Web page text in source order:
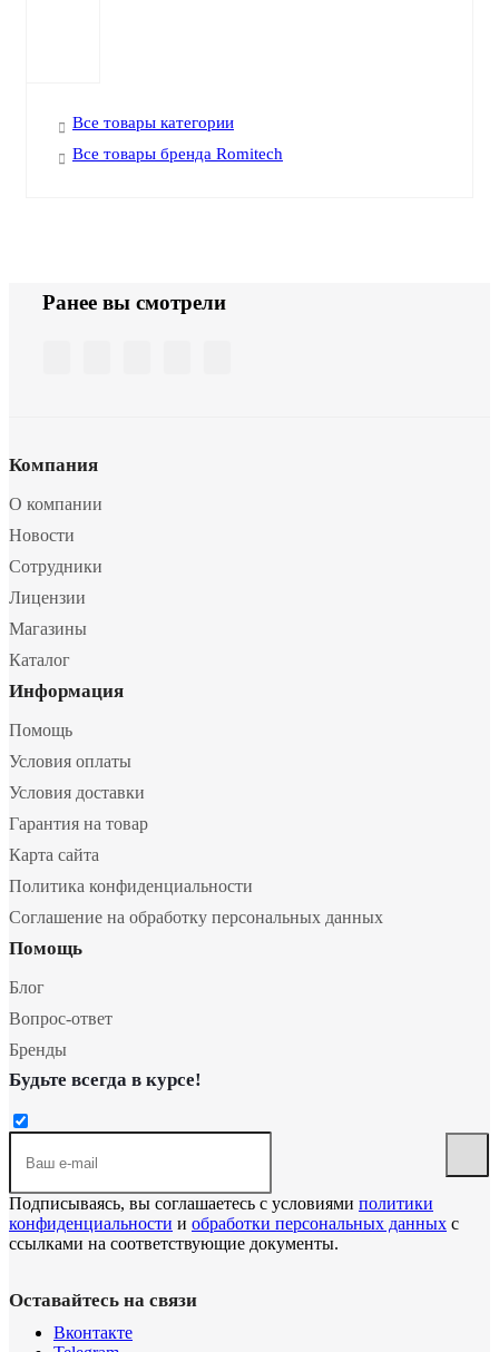
Все товары категории
Все товары бренда Romitech
Ранее вы смотрели
Компания
О компании
Новости
Сотрудники
Лицензии
Магазины
Каталог
Информация
Помощь
Условия оплаты
Условия доставки
Гарантия на товар
Карта сайта
Политика конфиденциальности
Соглашение на обработку персональных данных
Помощь
Блог
Вопрос-ответ
Бренды
Будьте всегда в курсе!
Подписываясь, вы соглашаетесь с условиями политики
конфиденциальности и обработки персональных данных с
ссылками на соответствующие документы.
Оставайтесь на связи
Вконтакте